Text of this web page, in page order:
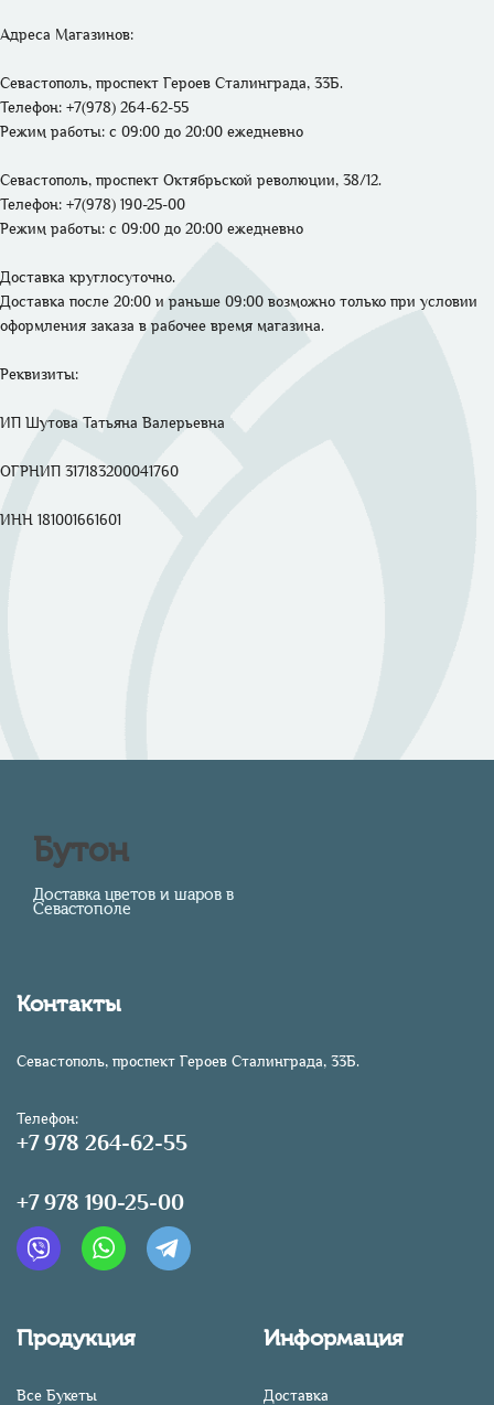
Адреса Магазинов:
Севастополь, проспект Героев Сталинграда, 33Б.
Телефон: +7(978) 264-62-55
Режим работы: с 09:00 до 20:00 ежедневно
Севастополь, проспект Октябрьской революции, 38/12.
Телефон: +7(978) 190-25-00
Режим работы: с 09:00 до 20:00 ежедневно
Доставка круглосуточно.
Доставка после 20:00 и раньше 09:00 возможно только при условии
оформления заказа в рабочее время магазина.
Реквизиты:
ИП Шутова Татьяна Валерьевна
ОГРНИП 317183200041760
ИНН 181001661601
Бутон
Доставка цветов и шаров в
Севастополе
Контакты
Севастополь, проспект Героев Сталинграда, 33Б.
Телефон:
+7 978 264-62-55
+7 978 190-25-00
Продукция
Все Букеты
Информация
Доставка